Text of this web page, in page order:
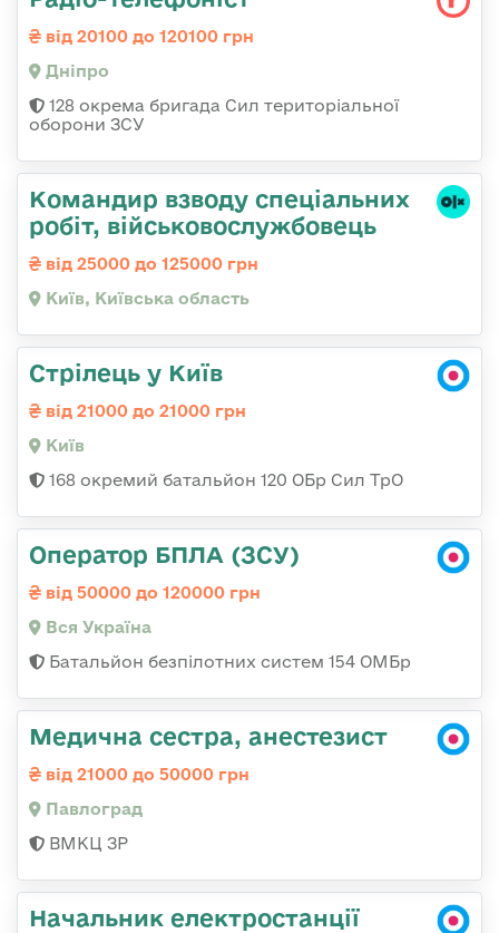
від 20100 до 120100 грн
Дніпро
128 окрема бригада Сил територіальної
оборони ЗСУ
Командир взводу спеціальних
робіт, військовослужбовець
від 25000 до 125000 грн
Київ, Київська область
Стрілець у Київ
від 21000 до 21000 грн
Київ
168 окремий батальйон 120 ОБр Cил ТрО
Оператор БПЛА (ЗСУ)
від 50000 до 120000 грн
Вся Україна
Батальйон безпілотних систем 154 ОМБр
Медична сестра, анестезист
від 21000 до 50000 грн
Павлоград
ВМКЦ ЗР
Начальник електростанції